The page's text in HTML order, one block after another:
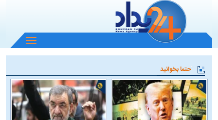
باز
و
منو
حتما بخوانید